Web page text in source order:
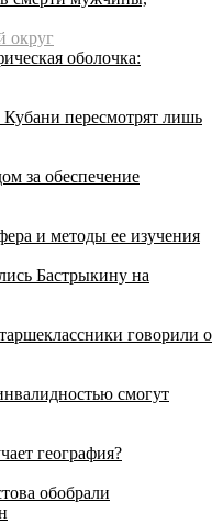
округ
оболочка:
пересмотрят лишь
за обеспечение
и методы ее изучения
Бастрыкину на
говорили о
смогут
география?
обобрали